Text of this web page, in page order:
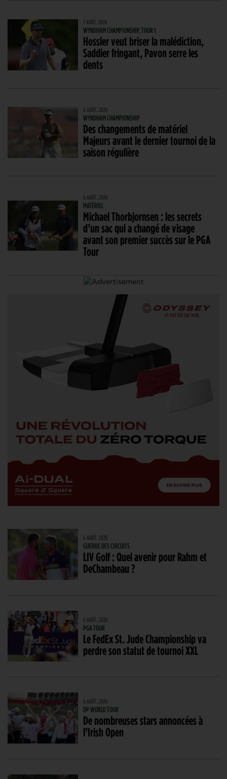
7 AOÛT. 2026
WYNDHAM CHAMPIONSHIP, TOUR 1
Hossler veut briser la malédiction,
Saddier fringant, Pavon serre les
dents
6 AOÛT. 2026
WYNDHAM CHAMPIONSHIP
Des changements de matériel
Majeurs avant le dernier tournoi de la
saison régulière
6 AOÛT. 2026
MATÉRIEL
Michael Thorbjornsen : les secrets
d’un sac qui a changé de visage
avant son premier succès sur le PGA
Tour
6 AOÛT. 2026
GUERRE DES CIRCUITS
LIV Golf : Quel avenir pour Rahm et
DeChambeau ?
6 AOÛT. 2026
PGA TOUR
Le FedEx St. Jude Championship va
perdre son statut de tournoi XXL
6 AOÛT. 2026
DP WORLD TOUR
De nombreuses stars annoncées à
l’Irish Open